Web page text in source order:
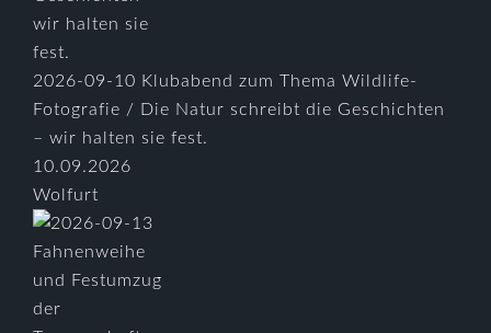
2026-09-10 Klubabend zum Thema Wildlife-
Fotografie / Die Natur schreibt die Geschichten
– wir halten sie fest.
10.09.2026
Wolfurt